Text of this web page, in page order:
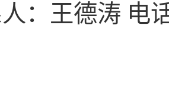
：王德涛 电